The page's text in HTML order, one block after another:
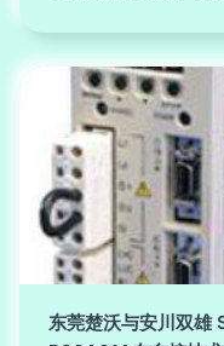
东莞楚沃与安川双